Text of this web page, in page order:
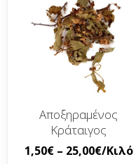
Αποξηραμένος
Κράταιγος
1,50€ – 25,00€/Κιλό